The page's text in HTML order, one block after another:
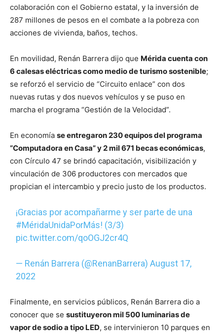
colaboración con el Gobierno estatal, y la inversión de
287 millones de pesos en el combate a la pobreza con
acciones de vivienda, baños, techos.
En movilidad, Renán Barrera dijo que Mérida cuenta con
6 calesas eléctricas como medio de turismo sostenible;
se reforzó el servicio de “Circuito enlace” con dos
nuevas rutas y dos nuevos vehículos y se puso en
marcha el programa “Gestión de la Velocidad”.
En economía se entregaron 230 equipos del programa
“Computadora en Casa” y 2 mil 671 becas económicas,
con Círculo 47 se brindó capacitación, visibilización y
vinculación de 306 productores con mercados que
propician el intercambio y precio justo de los productos.
¡Gracias por acompañarme y ser parte de una
#MéridaUnidaPorMás! (3/3)
pic.twitter.com/qoOGJ2cr4Q
— Renán Barrera (@RenanBarrera)August 17,
2022
Finalmente, en servicios públicos, Renán Barrera dio a
conocer que se sustituyeron mil 500 luminarias de
vapor de sodio a tipo LED, se intervinieron 10 parques en